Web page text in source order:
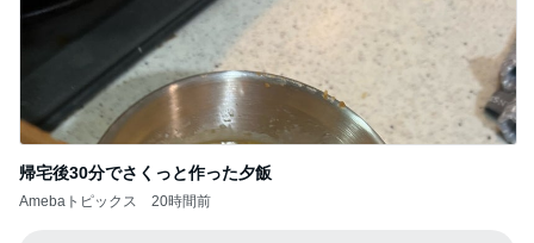
帰宅後30分でさくっと作った夕飯
Amebaトピックス 20時間前